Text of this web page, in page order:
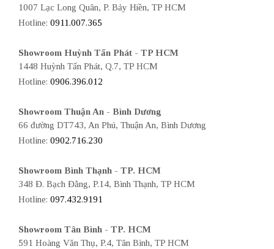
1007 Lạc Long Quân, P. Bảy Hiền, TP HCM
Hotline: 0911.007.365
Showroom Huỳnh Tấn Phát - TP HCM
1448 Huỳnh Tấn Phát, Q.7, TP HCM
Hotline: 0906.396.012
Showroom Thuận An - Bình Dương
66 đường DT743, An Phú, Thuận An, Bình Dương
Hotline: 0902.716.230
Showroom Bình Thạnh - TP. HCM
348 Đ. Bạch Đằng, P.14, Bình Thạnh, TP HCM
Hotline: 097.432.9191
Showroom Tân Bình - TP. HCM
591 Hoàng Văn Thụ, P.4, Tân Bình, TP HCM